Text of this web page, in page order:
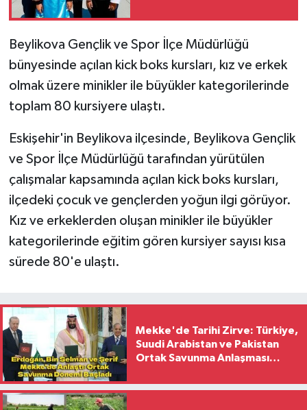
Beylikova Gençlik ve Spor İlçe Müdürlüğü
bünyesinde açılan kick boks kursları, kız ve erkek
olmak üzere minikler ile büyükler kategorilerinde
toplam 80 kursiyere ulaştı.
Eskişehir'in Beylikova ilçesinde, Beylikova Gençlik
ve Spor İlçe Müdürlüğü tarafından yürütülen
çalışmalar kapsamında açılan kick boks kursları,
ilçedeki çocuk ve gençlerden yoğun ilgi görüyor.
Kız ve erkeklerden oluşan minikler ile büyükler
kategorilerinde eğitim gören kursiyer sayısı kısa
sürede 80'e ulaştı.
Mekke'de Tarihi Zirve: Türkiye,
Suudi Arabistan ve Pakistan
Ortak Savunma Anlaşması